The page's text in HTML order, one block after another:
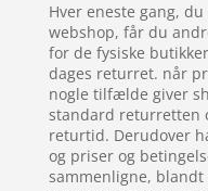
Hver eneste gang,
webshop, får du
for de fysiske
dages returret. når
nogle tilfælde giver
standard returretten
returtid. Derudover
og priser og
sammenligne,